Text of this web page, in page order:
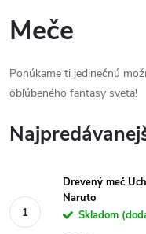
Meče
Ponúkame ti jedinečnú
obľúbeného fantasy sveta!
Drevený meč
Naruto
Skladom